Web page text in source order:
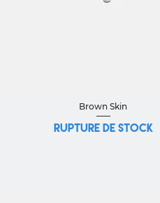
Aperçu rapide
Brown Skin
Rupture de stock